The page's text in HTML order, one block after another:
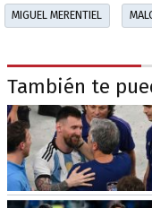
MIGUEL MERENTIEL
También te